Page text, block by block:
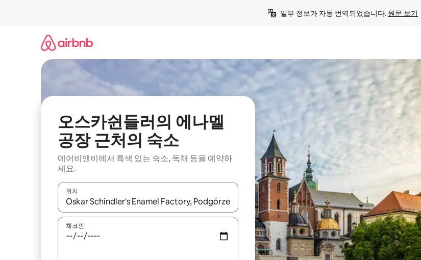
일부 정보가 자동 번역되었습니다. 원문 보기
오스카쉰들러의 에나멜
공장 근처의 숙소
에어비앤비에서 특색 있는 숙소, 독채 등을 예약하
세요.
위치
결과가 나오면 위·아래 화살표 키를 사용하거나 터치 또는 스와이프 동작으로 탐색하세요.
체크인